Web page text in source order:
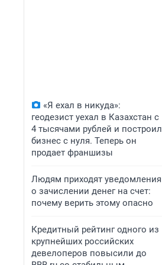
«Я ехал в никуда»:
геодезист уехал в Казахстан с
4 тысячами рублей и построил
бизнес с нуля. Теперь он
продает франшизы
Людям приходят уведомления
о зачислении денег на счет:
почему верить этому опасно
Кредитный рейтинг одного из
крупнейших российских
девелоперов повысили до